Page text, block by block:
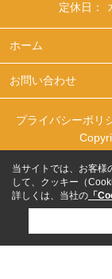
定休日：
ホーム
お問い合わせ
プライバシーポリ
当サイトでは、お客様
して、クッキー（
詳しくは、当社の 「